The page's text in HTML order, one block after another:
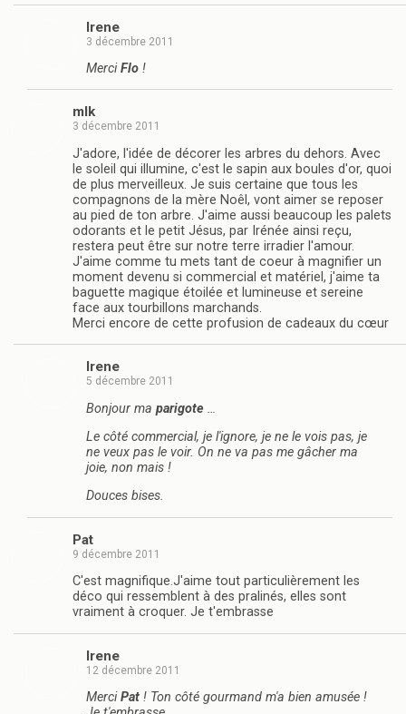
Irene
3 décembre 2011
MerciFlo !
mlk
3 décembre 2011
J'adore, l'idée de décorer les arbres du dehors. Avec
le soleil qui illumine, c'est le sapin aux boules d'or, quoi
de plus merveilleux. Je suis certaine que tous les
compagnons de la mère Noêl, vont aimer se reposer
au pied de ton arbre. J'aime aussi beaucoup les palets
odorants et le petit Jésus, par Irénée ainsi reçu,
restera peut être sur notre terre irradier l'amour.
J'aime comme tu mets tant de coeur à magnifier un
moment devenu si commercial et matériel, j'aime ta
baguette magique étoilée et lumineuse et sereine
face aux tourbillons marchands.
Merci encore de cette profusion de cadeaux du cœur
Irene
5 décembre 2011
Bonjour ma parigote …
Le côté commercial, je l'ignore, je ne le vois pas, je
ne veux pas le voir. On ne va pas me gâcher ma
joie, non mais !
Douces bises.
Pat
9 décembre 2011
C'est magnifique.J'aime tout particulièrement les
déco qui ressemblent à des pralinés, elles sont
vraiment à croquer. Je t'embrasse
Irene
12 décembre 2011
MerciPat ! Ton côté gourmand m'a bien amusée !